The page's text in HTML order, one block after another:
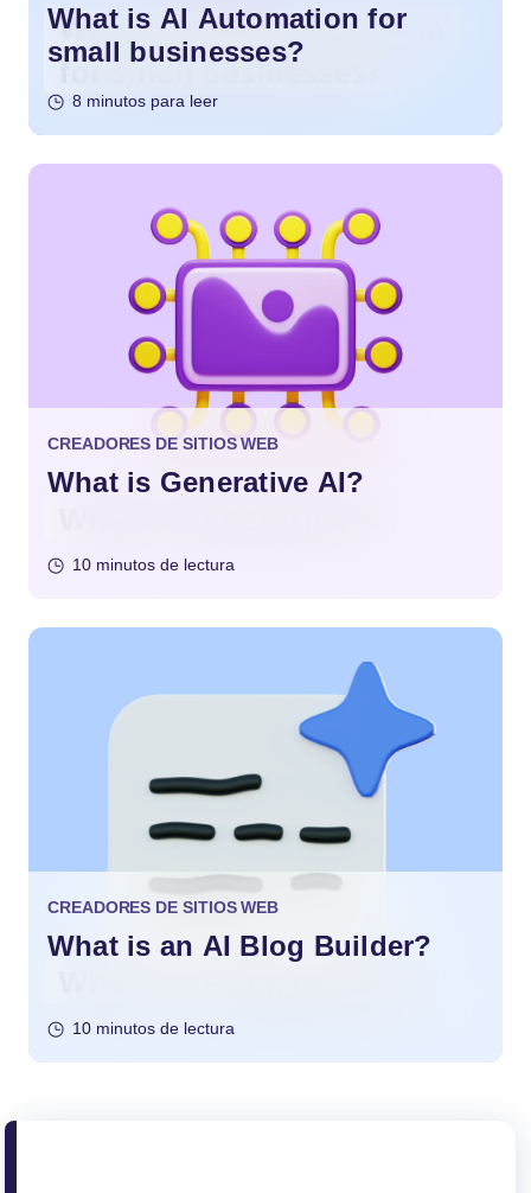
What is AI Automation for
small businesses?
8 minutos para leer
CREADORES DE SITIOS WEB
What is Generative AI?
10 minutos de lectura
CREADORES DE SITIOS WEB
What is an AI Blog Builder?
10 minutos de lectura